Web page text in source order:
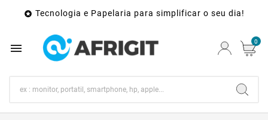
 Tecnologia e Papelaria para simplificar o seu dia!
 0